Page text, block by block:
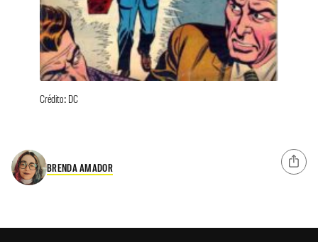
Crédito: DC
BRENDA AMADOR